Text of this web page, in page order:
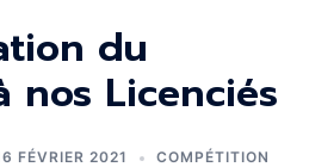
du
nos Licenciés
FÉVRIER 2021 COMPÉTITION